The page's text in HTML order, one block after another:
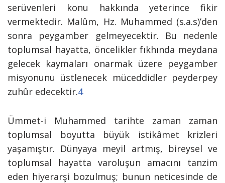
serüvenleri konu hakkında yeterince fikir
vermektedir. Malûm, Hz. Muhammed (s.a.s)’den
sonra peygamber gelmeyecektir. Bu nedenle
toplumsal hayatta, öncelikler fıkhında meydana
gelecek kaymaları onarmak üzere peygamber
misyonunu üstlenecek müceddidler peyderpey
zuhûr edecektir.4
Ümmet-i Muhammed tarihte zaman zaman
toplumsal boyutta büyük istikâmet krizleri
yaşamıştır. Dünyaya meyil artmış, bireysel ve
toplumsal hayatta varoluşun amacını tanzim
eden hiyerarşi bozulmuş; bunun neticesinde de